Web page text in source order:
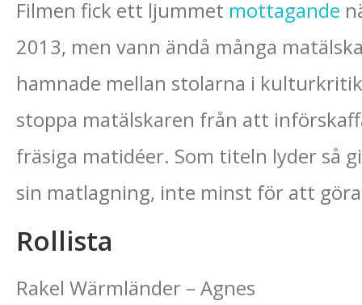
Filmen fick ett ljummet mottagande
2013, men vann ändå många
hamnade mellan stolarna i
stoppa matälskaren från att
fräsiga matidéer. Som titeln lyder så
sin matlagning, inte minst för att
Rollista
Rakel Wärmländer – Agnes